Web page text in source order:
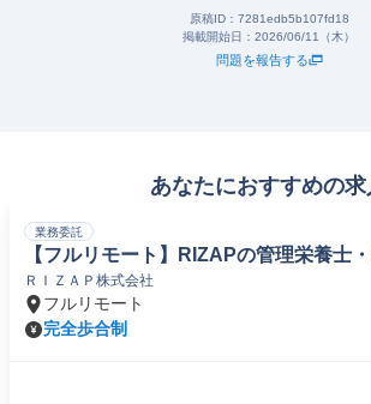
原稿ID： 7281edb5b107fd18
掲載開始日： 2026/06/11（木）
問題を報告する
あなたにおすすめの求
業務委託
【フルリモート】RIZAPの管理栄養士
ＲＩＺＡＰ株式会社
フルリモート
完全歩合制